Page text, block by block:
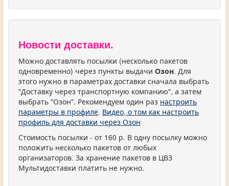
Новости доставки.
Можно доставлять посылки (несколько пакетов
одновременно) через пункты выдачи Озон. Для
этого нужно в параметрах доставки сначала выбрать
"Доставку через транспортную компанию", а затем
выбрать "Озон". Рекомендуем один раз настроить
параметры в профиле. Видео, о том как настроить
профиль для доставки через Озон
Стоимость посылки - от 160 р. В одну посылку можно
положить несколько пакетов от любых
организаторов. За хранение пакетов в ЦВЗ
Мультидоставки платить не нужно.